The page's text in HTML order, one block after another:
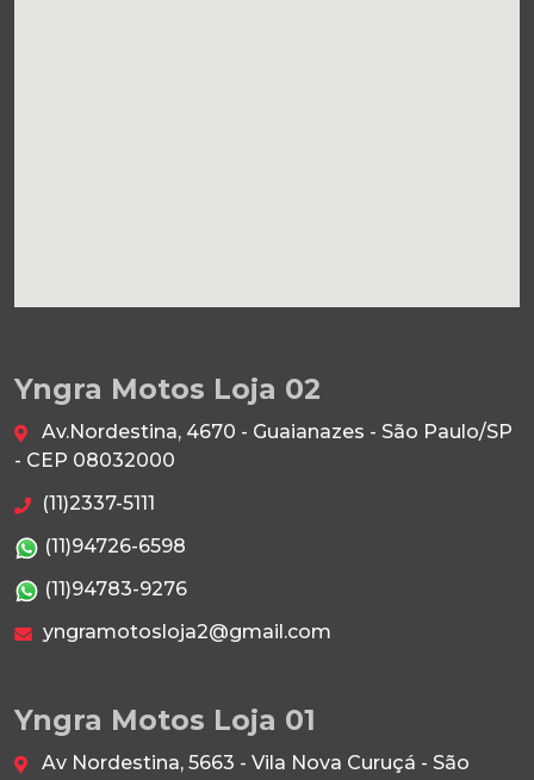
Yngra Motos Loja 02
Av.Nordestina, 4670 - Guaianazes - São Paulo/SP
- CEP 08032000
(11)2337-5111
(11)94726-6598
(11)94783-9276
yngramotosloja2@gmail.com
Yngra Motos Loja 01
Av Nordestina, 5663 - Vila Nova Curuçá - São